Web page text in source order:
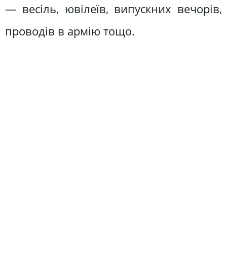
— весіль, ювілеїв, випускних вечорів,
проводів в армію тощо.